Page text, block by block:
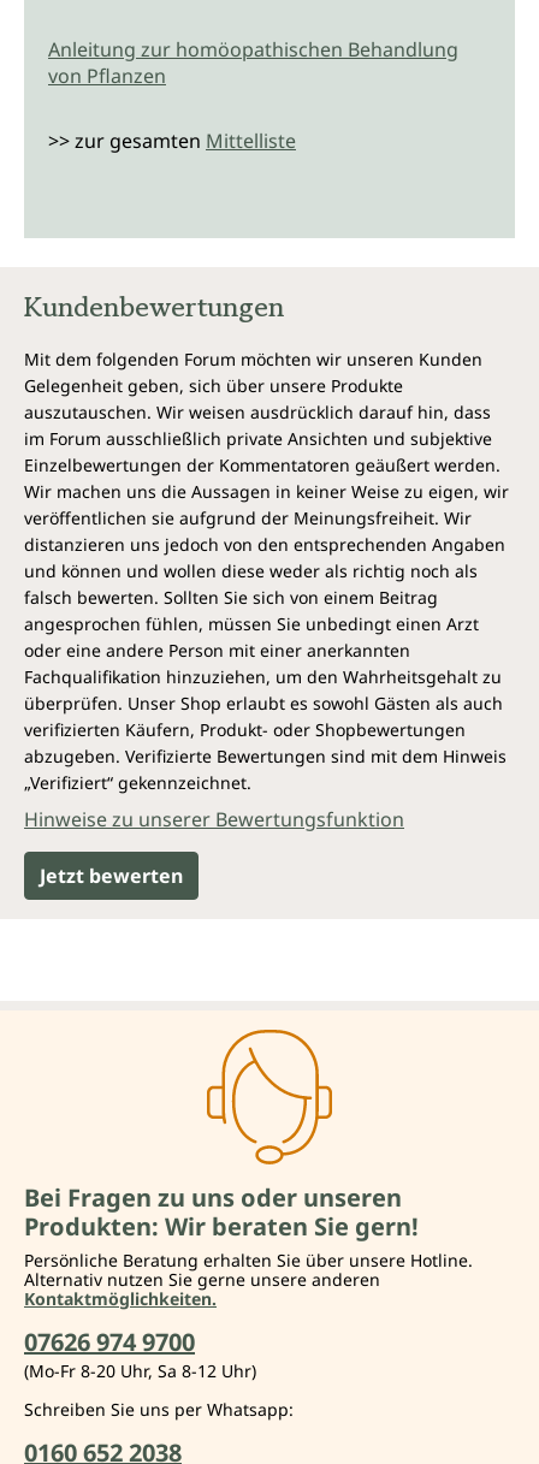
Anleitung zur homöopathischen Behandlung
von Pflanzen
>> zur gesamten Mittelliste
Kundenbewertungen
Mit dem folgenden Forum möchten wir unseren Kunden
Gelegenheit geben, sich über unsere Produkte
auszutauschen. Wir weisen ausdrücklich darauf hin, dass
im Forum ausschließlich private Ansichten und subjektive
Einzelbewertungen der Kommentatoren geäußert werden.
Wir machen uns die Aussagen in keiner Weise zu eigen, wir
veröffentlichen sie aufgrund der Meinungsfreiheit. Wir
distanzieren uns jedoch von den entsprechenden Angaben
und können und wollen diese weder als richtig noch als
falsch bewerten. Sollten Sie sich von einem Beitrag
angesprochen fühlen, müssen Sie unbedingt einen Arzt
oder eine andere Person mit einer anerkannten
Fachqualifikation hinzuziehen, um den Wahrheitsgehalt zu
überprüfen. Unser Shop erlaubt es sowohl Gästen als auch
verifizierten Käufern, Produkt- oder Shopbewertungen
abzugeben. Verifizierte Bewertungen sind mit dem Hinweis
„Verifiziert“ gekennzeichnet.
Hinweise zu unserer Bewertungsfunktion
Jetzt bewerten
Bei Fragen zu uns oder unseren
Produkten: Wir beraten Sie gern!
Persönliche Beratung erhalten Sie über unsere Hotline.
Alternativ nutzen Sie gerne unsere anderen
Kontaktmöglichkeiten.
07626 974 9700
(Mo-Fr 8-20 Uhr, Sa 8-12 Uhr)
Schreiben Sie uns per Whatsapp:
0160 652 2038